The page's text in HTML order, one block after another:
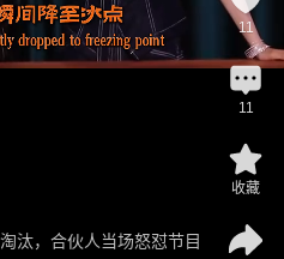
汰，合伙人当场怒怼节目
11
11
收藏